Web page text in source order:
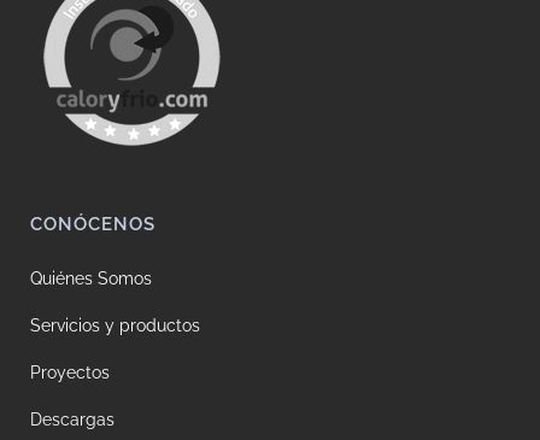
CONÓCENOS
Quiénes Somos
Servicios y productos
Proyectos
Descargas